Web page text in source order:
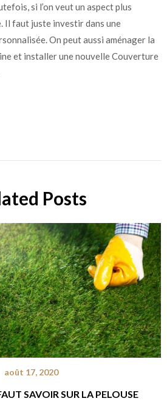
si l’on veut un aspect plus
Il faut juste investir dans une
On peut aussi aménager la
et installer une nouvelle Couverture
Posts
août 17, 2020
SAVOIR SUR LA PELOUSE